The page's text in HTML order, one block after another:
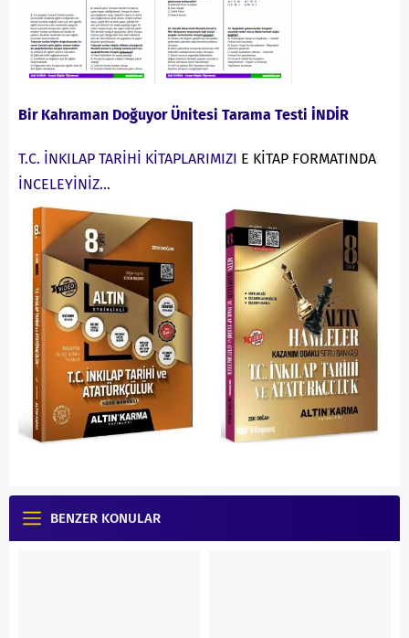
Bir Kahraman Doğuyor Ünitesi Tarama Testi İNDİR
T.C. İNKILAP TARİHİ KİTAPLARIMIZI E KİTAP FORMATINDA
İNCELEYİNİZ…
BENZER KONULAR